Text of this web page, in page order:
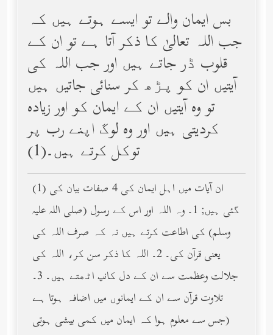
بس ایمان والے تو ایسے ہوتے ہیں کہ
جب اللہ تعالیٰ کا ذکر آتا ہے تو ان کے
قلوب ڈر جاتے ہیں اور جب اللہ کی
آیتیں ان کو پڑھ کر سنائی جاتیں ہیں
تو وه آیتیں ان کے ایمان کو اور زیاده
کردیتی ہیں اور وه لوگ اپنے رب پر
توکل کرتے ہیں۔(1)
(1) ان آیات میں اہل ایمان کی 4 صفات بیان کی
گئی ہیں; 1۔ وہ اللہ اور اس کے رسول (صلى الله عليه
وسلم) کی اطاعت کرتے ہیں نہ کہ صرف اللہ کی
یعنی قرآن کی۔ 2۔ اللہ کا ذکر سن کر، اللہ کی
جلالت وعظمت سے ان کے دل کانپ اٹھتے ہیں۔ 3۔
تلاوت قرآن سے ان کے ایمانوں میں اضافہ ہوتا ہے
(جس سے معلوم ہوا کہ ایمان میں کمی بیشی ہوتی